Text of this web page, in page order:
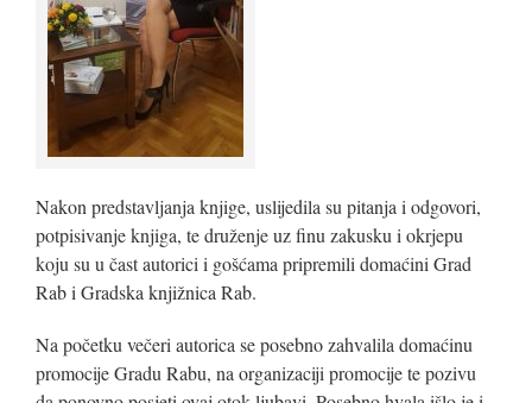
Nakon predstavljanja knjige, uslijedila su pitanja i odgovori,
potpisivanje knjiga, te druženje uz finu zakusku i okrjepu
koju su u čast autorici i gošćama pripremili domaćini Grad
Rab i Gradska knjižnica Rab.
Na početku večeri autorica se posebno zahvalila domaćinu
promocije Gradu Rabu, na organizaciji promocije te pozivu